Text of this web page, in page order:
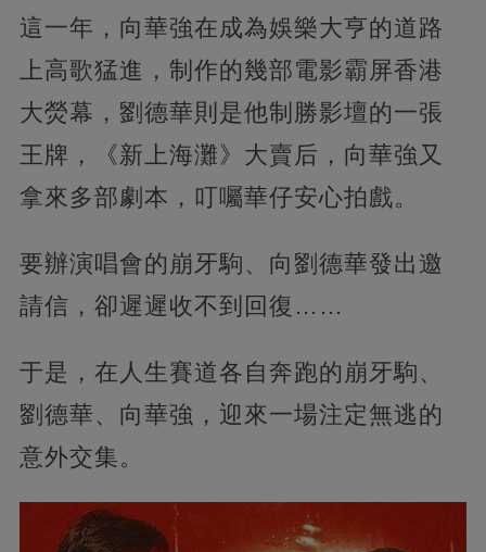
這一年，向華強在成為娛樂大亨的道路
上高歌猛進，制作的幾部電影霸屏香港
大熒幕，劉德華則是他制勝影壇的一張
王牌，《新上海灘》大賣后，向華強又
拿來多部劇本，叮囑華仔安心拍戲。
要辦演唱會的崩牙駒、向劉德華發出邀
請信，卻遲遲收不到回復……
于是，在人生賽道各自奔跑的崩牙駒、
劉德華、向華強，迎來一場注定無逃的
意外交集。